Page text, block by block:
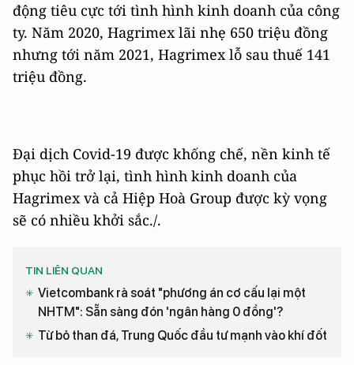
động tiêu cực tới tình hình kinh doanh của công
ty. Năm 2020, Hagrimex lãi nhẹ 650 triệu đồng
nhưng tới năm 2021, Hagrimex lỗ sau thuế 141
triệu đồng.
Đại dịch Covid-19 được khống chế, nền kinh tế
phục hồi trở lại, tình hình kinh doanh của
Hagrimex và cả Hiệp Hoà Group được kỳ vọng
sẽ có nhiều khởi sắc./.
TIN LIÊN QUAN
Vietcombank rà soát "phương án cơ cấu lại một
NHTM": Sẵn sàng đón 'ngân hàng 0 đồng'?
Từ bỏ than đá, Trung Quốc đầu tư mạnh vào khí đốt